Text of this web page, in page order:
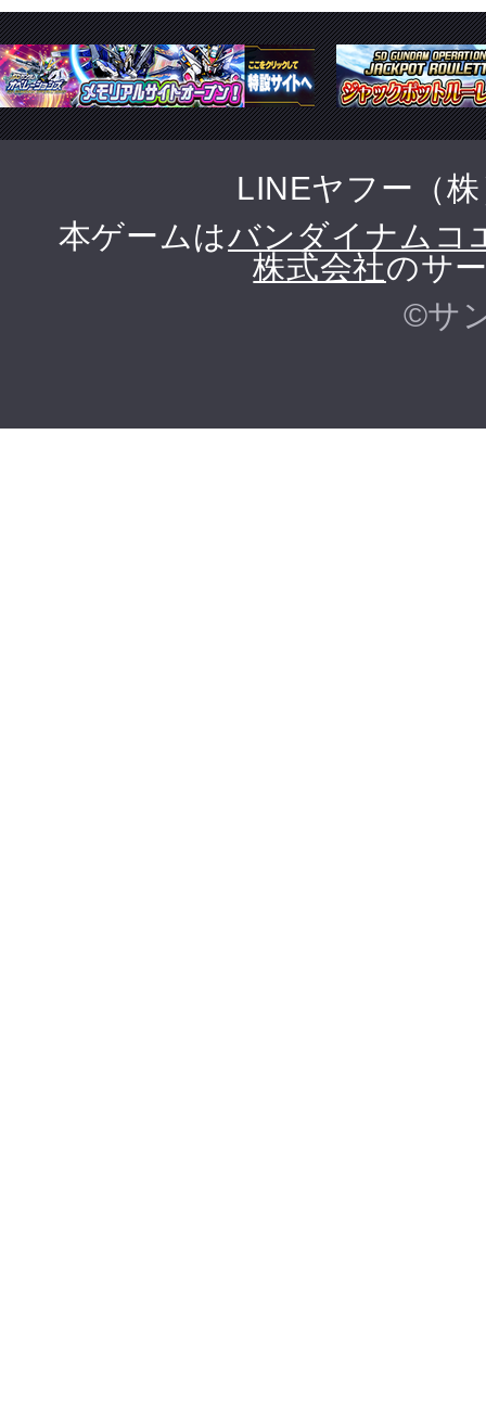
LINEヤフー（
本ゲームはバンダイナムコ
株式会社のサ
©サ